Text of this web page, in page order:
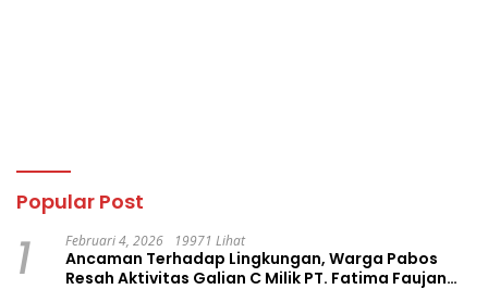
Popular Post
1 Februari 4, 2026 19971 Lihat
Ancaman Terhadap Lingkungan, Warga Pabos
Resah Aktivitas Galian C Milik PT. Fatima Faujan